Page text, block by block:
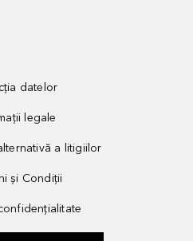
datelor
legale
a litigiilor
și Condiții